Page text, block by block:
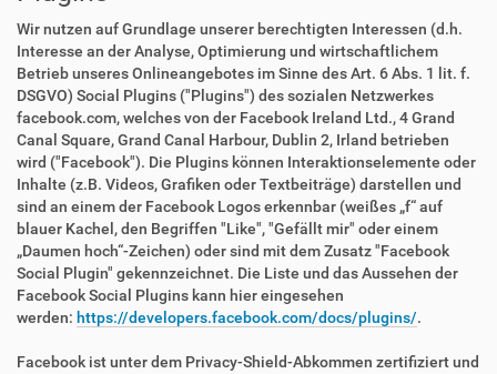
Wir nutzen auf Grundlage unserer berechtigten Interessen (d.h.
Interesse an der Analyse, Optimierung und wirtschaftlichem
Betrieb unseres Onlineangebotes im Sinne des Art. 6 Abs. 1 lit. f.
DSGVO) Social Plugins ("Plugins") des sozialen Netzwerkes
facebook.com, welches von der Facebook Ireland Ltd., 4 Grand
Canal Square, Grand Canal Harbour, Dublin 2, Irland betrieben
wird ("Facebook"). Die Plugins können Interaktionselemente oder
Inhalte (z.B. Videos, Grafiken oder Textbeiträge) darstellen und
sind an einem der Facebook Logos erkennbar (weißes „f“ auf
blauer Kachel, den Begriffen "Like", "Gefällt mir" oder einem
„Daumen hoch“-Zeichen) oder sind mit dem Zusatz "Facebook
Social Plugin" gekennzeichnet. Die Liste und das Aussehen der
Facebook Social Plugins kann hier eingesehen
werden: https://developers.facebook.com/docs/plugins/.
Facebook ist unter dem Privacy-Shield-Abkommen zertifiziert und